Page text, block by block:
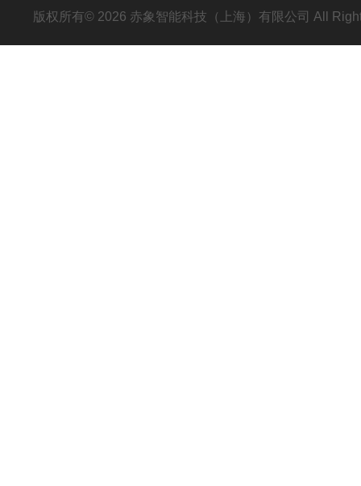
版权所有© 2026 赤象智能科技（上海）有限公司 All